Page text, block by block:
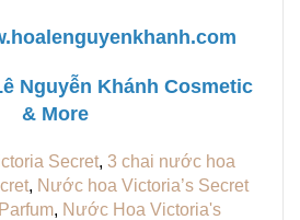
Nguyễn Khánh Cosmetic
& More
Secret, 3 chai nước hoa
, Nước hoa Victoria’s Secret
, Nước Hoa Victoria's